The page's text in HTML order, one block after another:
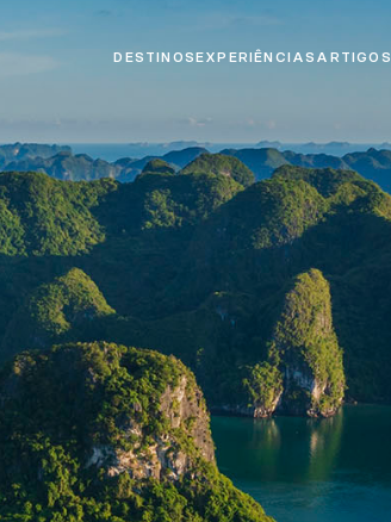
DESTINOSEXPERIÊNCIAS ARTIGOS